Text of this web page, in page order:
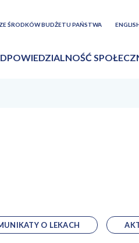
ŚRODKÓW BUDŻETU PAŃSTWA
O LEKACH